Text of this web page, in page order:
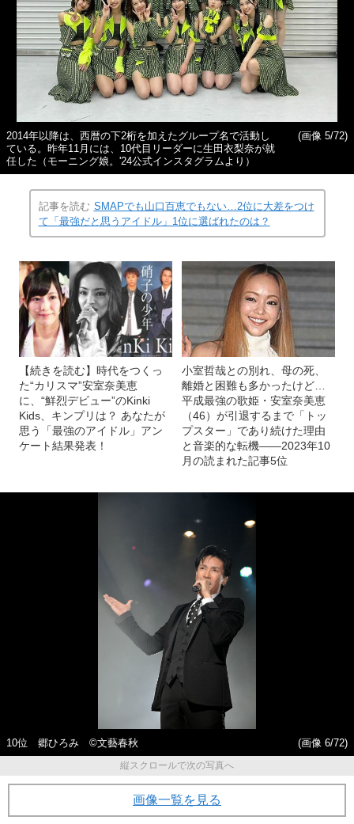
2014年以降は、西暦の下2桁を加えたグループ名で活動し
ている。昨年11月には、10代目リーダーに生田衣梨奈が就
任した（モーニング娘。'24公式インスタグラムより）
(画像 5/72)
記事を読む SMAPでも山口百恵でもない…2位に大差をつけ
て「最強だと思うアイドル」1位に選ばれたのは？
【続きを読む】時代をつくっ
た“カリスマ”安室奈美恵
に、“鮮烈デビュー”のKinki
Kids、キンプリは？ あなたが
思う「最強のアイドル」アン
ケート結果発表！
小室哲哉との別れ、母の死、
離婚と困難も多かったけど…
平成最強の歌姫・安室奈美恵
（46）が引退するまで「トッ
プスター」であり続けた理由
と音楽的な転機――2023年10
月の読まれた記事5位
10位 郷ひろみ ©文藝春秋
(画像 6/72)
縦スクロールで次の写真へ
画像一覧を見る